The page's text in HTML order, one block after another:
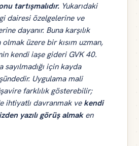
tartışmalıdır. Yukarıdaki
dairesi özelgelerine ve
dayanır. Buna karşılık
üzere bir kısım uzman,
kendi iaşe gideri GVK 40.
sayılmadığı için kayda
Uygulama mali
farklılık gösterebilir;
ihtiyatlı davranmak vekendi
yazılı görüş almaken